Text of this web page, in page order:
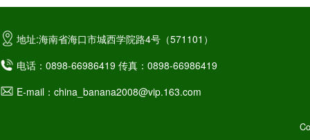
地址:海南省海口市城西学院路4号（571101）
电话：0898-66986419 传真：0898-66986419
E-mail：china_banana2008@vip.163.com